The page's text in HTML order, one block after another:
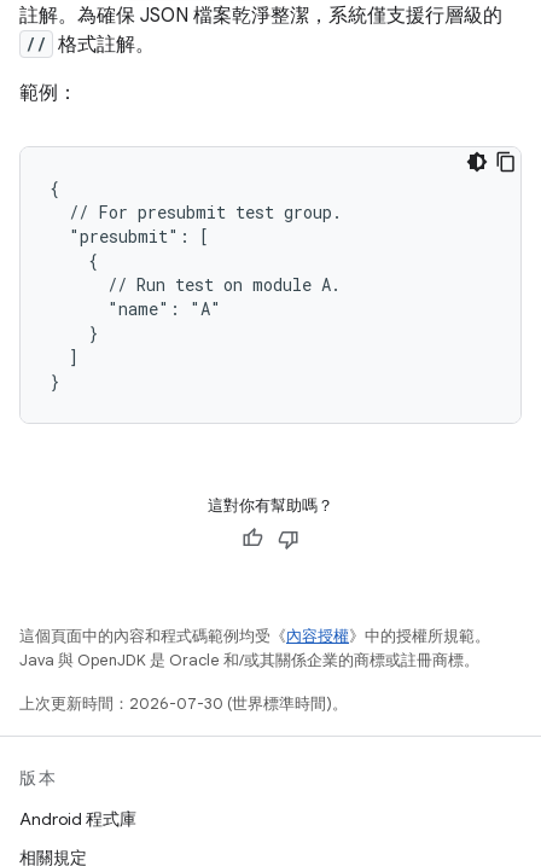
註解。為確保 JSON 檔案乾淨整潔，系統僅支援行層級的
// 格式註解。
範例：
{
  // For presubmit test group.
  "presubmit": [
    {
      // Run test on module A.
      "name": "A"
    }
  ]
這對你有幫助嗎？
這個頁面中的內容和程式碼範例均受《內容授權》中的授權所規範。
Java 與 OpenJDK 是 Oracle 和/或其關係企業的商標或註冊商標。
上次更新時間：2026-07-30 (世界標準時間)。
版本
Android 程式庫
相關規定